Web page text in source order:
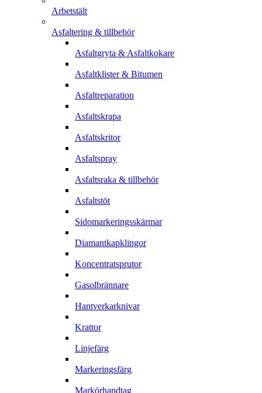
Arbetstält
Asfaltering & tillbehör
Asfaltgryta & Asfaltkokare
Asfaltklister & Bitumen
Asfaltreparation
Asfaltskrapa
Asfaltskritor
Asfaltspray
Asfaltsraka & tillbehör
Asfaltstöt
Sidomarkeringsskärmar
Diamantkapklingor
Koncentratsprutor
Gasolbrännare
Hantverkarknivar
Krattor
Linjefärg
Markeringsfärg
Markörhandtag